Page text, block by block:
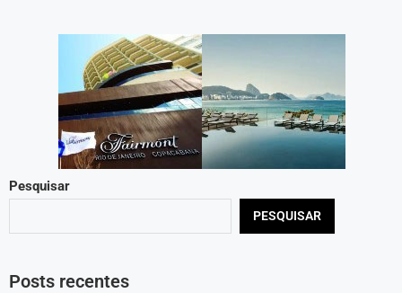
Pesquisar
PESQUISAR
Posts recentes